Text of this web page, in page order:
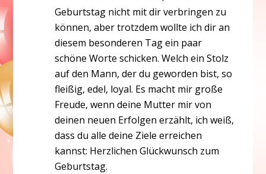
Geburtstag nicht mit dir verbringen zu
können, aber trotzdem wollte ich dir an
diesem besonderen Tag ein paar
schöne Worte schicken. Welch ein Stolz
auf den Mann, der du geworden bist, so
fleißig, edel, loyal. Es macht mir große
Freude, wenn deine Mutter mir von
deinen neuen Erfolgen erzählt, ich weiß,
dass du alle deine Ziele erreichen
kannst: Herzlichen Glückwunsch zum
Geburtstag.